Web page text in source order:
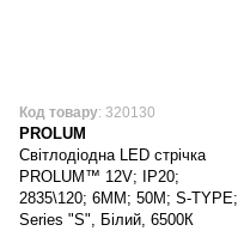
Код товару: 320130
PROLUM
Світлодіодна LED стрічка
PROLUM™ 12V; IP20;
2835\120; 6ММ; 50M; S-TYPE;
Series "S", Білий, 6500К